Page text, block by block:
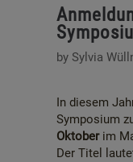
by Sylvia
In diesem
Symposium
Oktoberim
Der Titel